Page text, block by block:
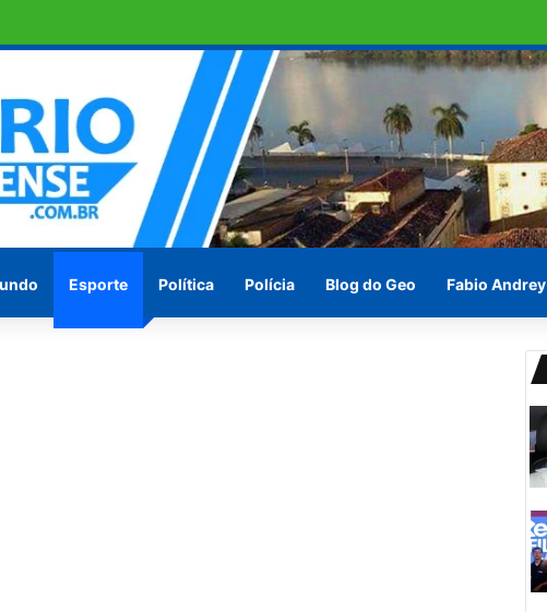
como candidato a deputado estadual
Esporte Política Polícia Blog do Geo Fabio Andrey